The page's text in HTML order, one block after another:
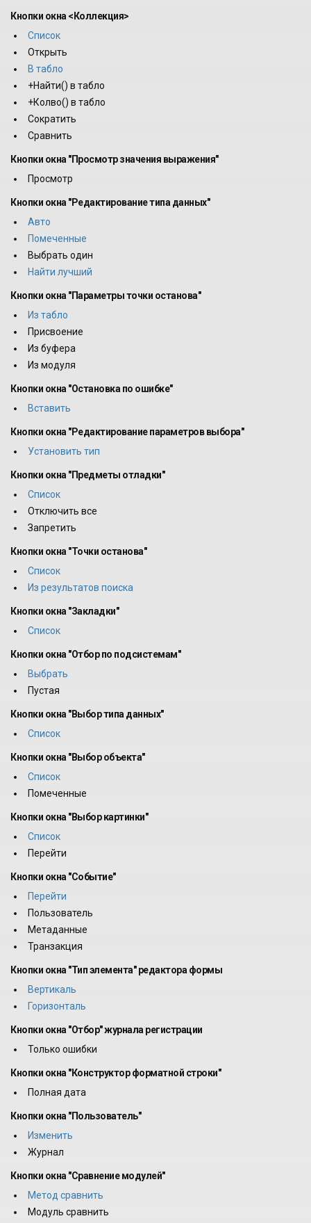
Кнопки окна <Коллекция>
Список
Открыть
В табло
+Найти() в табло
+Колво() в табло
Сократить
Сравнить
Кнопки окна "Просмотр значения выражения"
Просмотр
Кнопки окна "Редактирование типа данных"
Авто
Помеченные
Выбрать один
Найти лучший
Кнопки окна "Параметры точки останова"
Из табло
Присвоение
Из буфера
Из модуля
Кнопки окна "Остановка по ошибке"
Вставить
Кнопки окна "Редактирование параметров выбора"
Установить тип
Кнопки окна "Предметы отладки"
Список
Отключить все
Запретить
Кнопки окна "Точки останова"
Список
Из результатов поиска
Кнопки окна "Закладки"
Список
Кнопки окна "Отбор по подсистемам"
Выбрать
Пустая
Кнопки окна "Выбор типа данных"
Список
Кнопки окна "Выбор объекта"
Список
Помеченные
Кнопки окна "Выбор картинки"
Список
Перейти
Кнопки окна "Событие"
Перейти
Пользователь
Метаданные
Транзакция
Кнопки окна "Тип элемента" редактора формы
Вертикаль
Горизонталь
Кнопки окна "Отбор" журнала регистрации
Только ошибки
Кнопки окна "Конструктор форматной строки"
Полная дата
Кнопки окна "Пользователь"
Изменить
Журнал
Кнопки окна "Сравнение модулей"
Метод сравнить
Модуль сравнить